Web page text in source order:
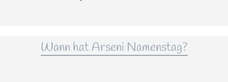
Wann hat Arseni Namenstag?